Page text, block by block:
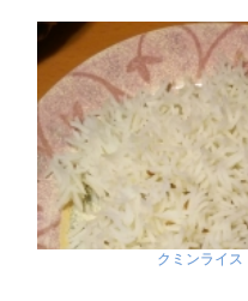
クミンライス